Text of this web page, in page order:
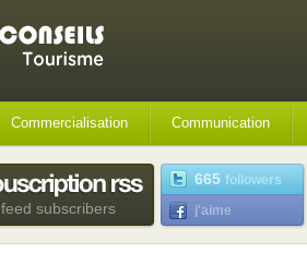
Commercialisation Communication
feed subscribers
665 followers
j'aime